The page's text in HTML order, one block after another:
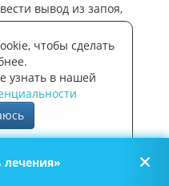
вывод из запоя,
– это лучшее решение.
можно по таким
рвотой,
чтобы сделать
узнать в нашей
лечения»